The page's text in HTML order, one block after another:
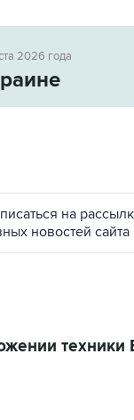
2026 года
на
новостей сайта
техники